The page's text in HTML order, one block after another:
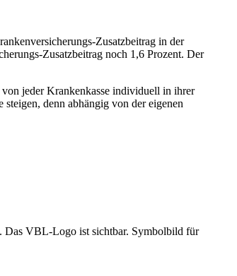
Zusatzbeitrag in der
Zusatzbeitrag noch 1,6 Prozent. Der
von jeder Krankenkasse individuell in ihrer
denn abhängig von der eigenen